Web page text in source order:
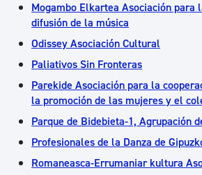
Mogambo Elkartea Asociación para
difusión de la música
Odissey Asociación Cultural
Paliativos Sin Fronteras
Parekide Asociación para la
la promoción de las mujeres y el
Parque de Bidebieta-1, Agrupación
Profesionales de la Danza de
Romaneasca-Errumaniar kultura